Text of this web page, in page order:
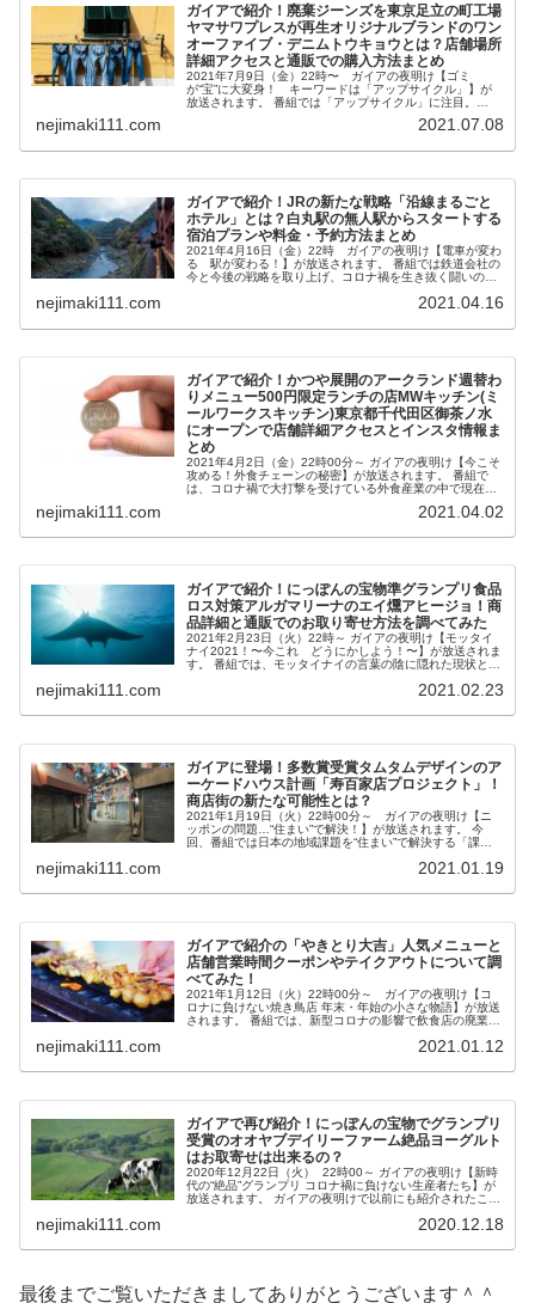
ガイアで紹介！廃棄ジーンズを東京足立の町工場
ヤマサワプレスが再生オリジナルブランドのワン
オーファイブ・デニムトウキョウとは？店舗場所
詳細アクセスと通販での購入方法まとめ
2021年7月9日（金）22時〜 ガイアの夜明け【ゴミ
が“宝”に大変身！ キーワードは「アップサイクル」】が
放送されます。 番組では「アップサイクル」に注目。
nejimaki111.com 2021.07.08
ガイアで紹介！JRの新たな戦略「沿線まるごと
ホテル」とは？白丸駅の無人駅からスタートする
宿泊プランや料金・予約方法まとめ
2021年4月16日（金）22時 ガイアの夜明け【電車が変わ
る 駅が変わる！】が放送されます。 番組では鉄道会社の
今と今後の戦略を取り上げ、コロナ禍を生き抜く闘いの現
nejimaki111.com 2021.04.16
ガイアで紹介！かつや展開のアークランド週替わ
りメニュー500円限定ランチの店MWキッチン(ミ
ールワークスキッチン)東京都千代田区御茶ノ水
にオープンで店舗詳細アクセスとインスタ情報ま
とめ
2021年4月2日（金）22時00分～ ガイアの夜明け【今こそ
攻める！外食チェーンの秘密】が放送されます。 番組で
は、コロナ禍で大打撃を受けている外食産業の中で現在あ
nejimaki111.com 2021.04.02
ガイアで紹介！にっぽんの宝物準グランプリ食品
ロス対策アルガマリーナのエイ燻アヒージョ！商
品詳細と通販でのお取り寄せ方法を調べてみた
2021年2月23日（火）22時～ ガイアの夜明け【モッタイ
ナイ2021！〜今これ どうにかしよう！〜】が放送されま
す。 番組では、モッタイナイの言葉の陰に隠れた現状と、
nejimaki111.com 2021.02.23
ガイアに登場！多数賞受賞タムタムデザインのア
ーケードハウス計画「寿百家店プロジェクト」！
商店街の新たな可能性とは？
2021年1月19日（火）22時00分～ ガイアの夜明け【ニ
ッポンの問題…“住まい”で解決！】が放送されます。 今
回、番組では日本の地域課題を“住まい”で解決する「課題
nejimaki111.com 2021.01.19
ガイアで紹介の「やきとり大吉」人気メニューと
店舗営業時間クーポンやテイクアウトについて調
べてみた！
2021年1月12日（火）22時00分～ ガイアの夜明け【コ
ロナに負けない焼き鳥店 年末・年始の小さな物語】が放送
されます。 番組では、新型コロナの影響で飲食店の廃業や
nejimaki111.com 2021.01.12
ガイアで再び紹介！にっぽんの宝物でグランプリ
受賞のオオヤブデイリーファーム絶品ヨーグルト
はお取寄せは出来るの？
2020年12月22日（火） 22時00～ ガイアの夜明け【新時
代の“絶品”グランプリ コロナ禍に負けない生産者たち】が
放送されます。 ガイアの夜明けで以前にも紹介されたこと
nejimaki111.com 2020.12.18
最後までご覧いただきましてありがとうございます＾＾